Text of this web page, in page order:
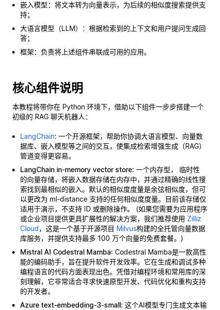
嵌入模型：将文本转为向量表示，为后续的相似度搜索提供支
持；
大语言模型（LLM）：根据检索到的上下文和用户提问生成回
答；
框架：负责将上述组件串联成可用的应用。
核心组件说明
本教程将带你在 Python 环境下，借助以下组件一步步搭建一个
初级的 RAG 聊天机器人：
LangChain: 一个开源框架，帮助你协调大语言模型、向量数
据库、嵌入模型等之间的交互，使集成检索增强生成（RAG）
管道变得更容易。
LangChain in-memory vector store: 一个内存型， 临时性
的向量存储，将嵌入数据存储在内存中，并通过精确的线性搜
索找到最相似的嵌入。默认的相似度度量是余弦相似度，但可
以更改为 ml-distance 支持的任何相似度度量。目前该存储仅
适用于演示，不支持 ID 或删除操作。 (如果您需要为应用程序
或企业项目提供更具扩展性的解决方案，我们推荐使用 Zilliz
Cloud，这是一个基于开源项目 Milvus构建的全托管向量数据
库服务，并提供支持最多 100 万个向量的免费套餐。)
Mistral AI Codestral Mamba: Codestral Mamba是一款高性
能的编码助手，旨在提升软件开发效率。它在生成和调试多种
编程语言的代码方面表现出色。凭借对编程环境和常用库的深
刻理解，它非常适合寻求快速原型开发、代码优化和重构支持
的开发者。
Azure text-embedding-3-small: 这个AI模型专门生成文本输